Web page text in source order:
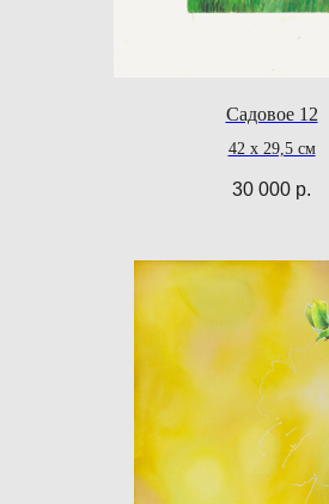
Садовое 12
42 х 29,5 см
30 000 р.